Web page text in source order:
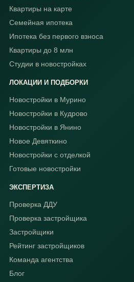
Квартиры на карте
Семейная ипотека
Ипотека без первого взноса
Квартиры до 8 млн
Студии в новостройках
ЛОКАЦИИ И ПОДБОРКИ
Новостройки в Мурино
Новостройки в Кудрово
Новостройки в Янино
Новое Девяткино
Новостройки с отделкой
Готовые новостройки
ЭКСПЕРТИЗА
Проверка ДДУ
Проверка застройщика
Застройщики
Рейтинг застройщиков
Команда агентства
Блог